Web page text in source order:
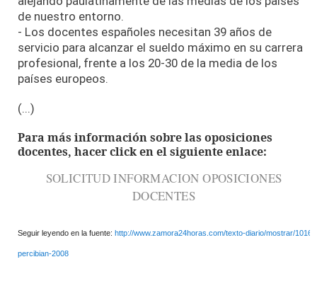
de nuestro entorno.
- Los docentes españoles necesitan 39 años de
servicio para alcanzar el sueldo máximo en su carrera
profesional, frente a los 20-30 de la media de los
países europeos.
(...)
Para más información sobre las oposiciones
docentes, hacer click en el siguiente enlace:
SOLICITUD INFORMACION OPOSICIONES
DOCENTES
Seguir leyendo en la fuente: http://www.zamora24horas.com/texto-diario/mostrar/
percibian-2008